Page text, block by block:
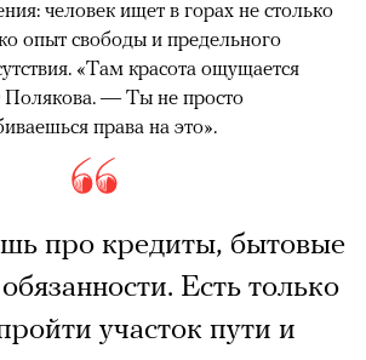
человек ищет в горах не столько
опыт свободы и предельного
«Там красота ощущается
Полякова. — Ты не просто
права на это».
про кредиты, бытовые
Есть только
участок пути и